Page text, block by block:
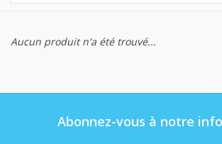
Aucun produit n'a été trouvé...
Abonnez-vous à notre